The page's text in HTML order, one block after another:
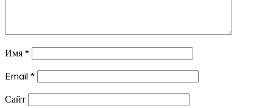
Имя *
Email *
Сайт